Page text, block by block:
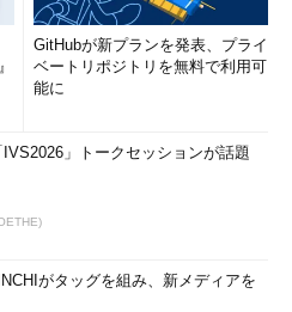
GitHubが新プランを発表、プライ
ベートリポジトリを無料で利用可
能に
IVS2026」トークセッションが話題
がタッグを組み、新メディアを